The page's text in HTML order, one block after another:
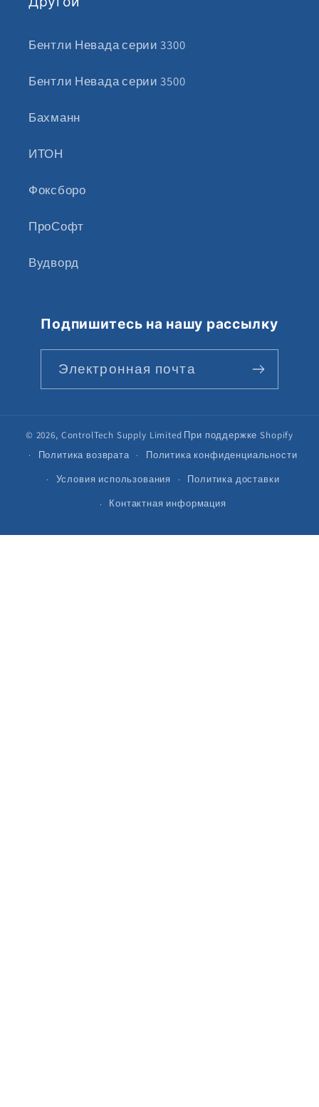
Бентли Невада серии 3300
Бентли Невада серии 3500
Бахманн
ИТОН
Фоксборо
ПроСофт
Вудворд
Подпишитесь на нашу рассылку
Электронная почта
© 2026, ControlTech Supply Limited При поддержке Shopify
Политика возврата
Политика конфиденциальности
Условия использования Политика доставки
Контактная информация